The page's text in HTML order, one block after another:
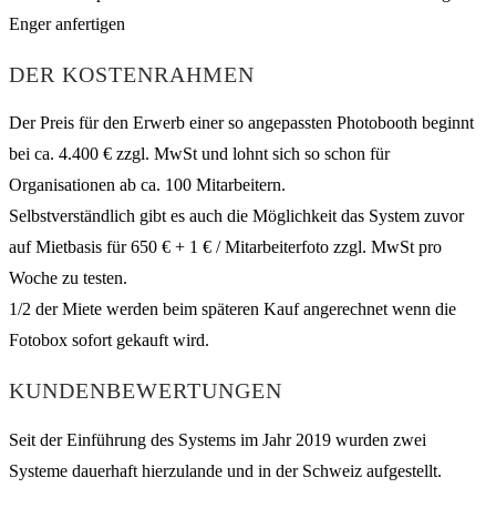
DER KOSTENRAHMEN
Der Preis für den Erwerb einer so angepassten Photobooth beginnt
bei ca. 4.400 € zzgl. MwSt und lohnt sich so schon für
Organisationen ab ca. 100 Mitarbeitern.
Selbstverständlich gibt es auch die Möglichkeit das System zuvor
auf Mietbasis für 650 € + 1 € / Mitarbeiterfoto zzgl. MwSt pro
Woche zu testen.
1/2 der Miete werden beim späteren Kauf angerechnet wenn die
Fotobox sofort gekauft wird.
KUNDENBEWERTUNGEN
Seit der Einführung des Systems im Jahr 2019 wurden zwei
Systeme dauerhaft hierzulande und in der Schweiz aufgestellt.